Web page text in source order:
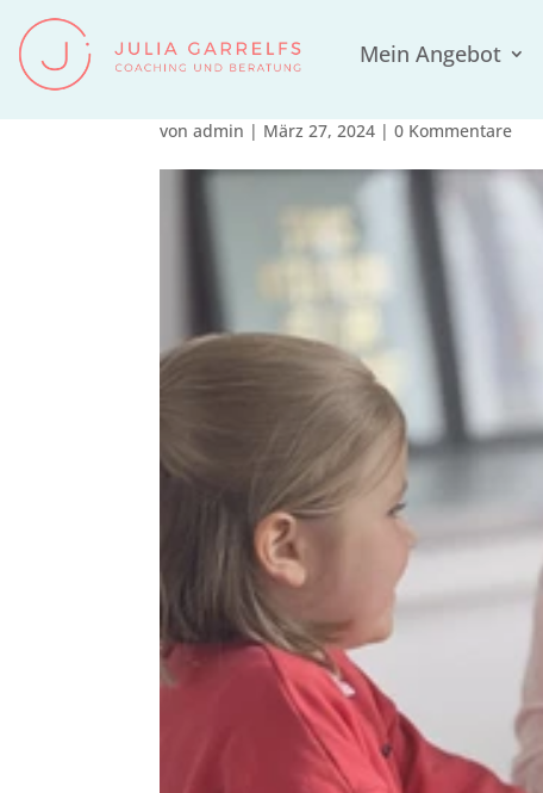
Mein Angebot
Thema-Vereinbarkeit-
vonadmin | März 27, 2024 |0 Kommentare